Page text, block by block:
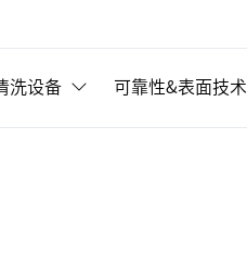
洗设备 可靠性&表面技术